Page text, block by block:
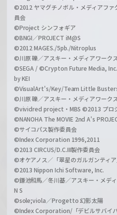
©2012 ヤマグチノボル・メディアファ
員会
©Project シンフォギア
©BNGI／PROJECT iM@S
©2012 MAGES./5pb./Nitroplus
©川原 礫／アスキー・メディアワーク
©SEGA / ©Crypton Future Media,
by KEI
©VisualArt's/Key/Team Little
©川原 礫／アスキー・メディアワーク
©vividred project・MBS ©2013 プロ
©NANOHA The MOVIE 2nd A's
©サイコパス製作委員会
©Index Corporation 1996,2011
©2013 CIRCUS/D.C.III製作委員会
©オケアノス／「翠星のガルガンティ
©2013 Nippon Ichi Software, Inc.
©鎌池和馬／冬川基／アスキー・メデ
N S
©sole;viola／Progetto 幻影太陽
©Index Corporation/「デビルサバイ